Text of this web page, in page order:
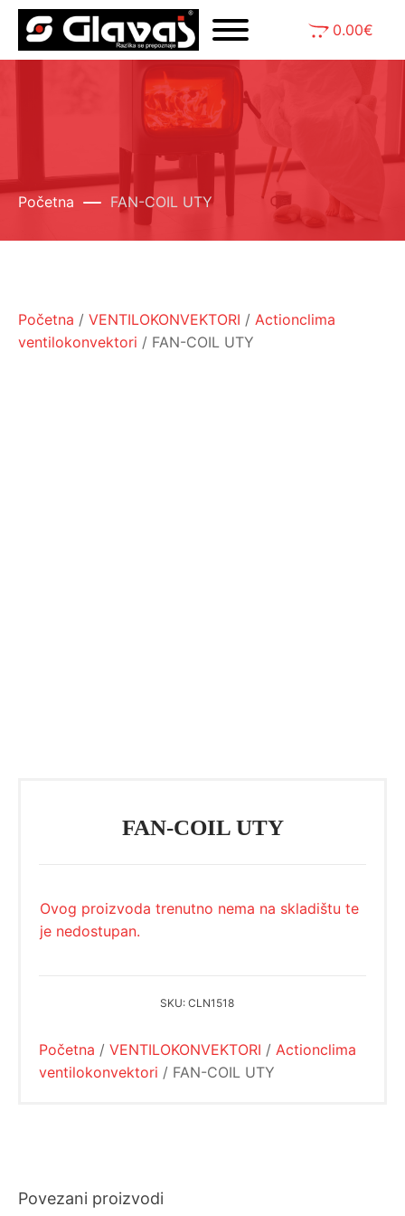
0.00€
Početna FAN-COIL UTY
Početna / VENTILOKONVEKTORI / Actionclima
ventilokonvektori / FAN-COIL UTY
FAN-COIL UTY
Ovog proizvoda trenutno nema na skladištu te
je nedostupan.
SKU: CLN1518
Početna / VENTILOKONVEKTORI / Actionclima
ventilokonvektori / FAN-COIL UTY
Povezani proizvodi